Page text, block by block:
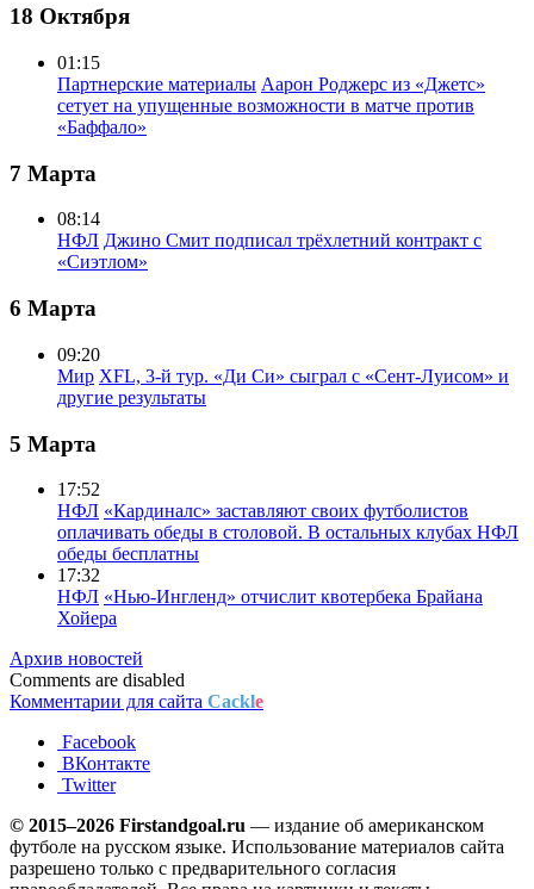
18 Октября
01:15
Партнерские материалы Аарон Роджерс из «Джетс»
сетует на упущенные возможности в матче против
«Баффало»
7 Марта
08:14
НФЛ Джино Смит подписал трёхлетний контракт с
«Сиэтлом»
6 Марта
09:20
Мир XFL, 3-й тур. «Ди Си» сыграл с «Сент-Луисом» и
другие результаты
5 Марта
17:52
НФЛ «Кардиналс» заставляют своих футболистов
оплачивать обеды в столовой. В остальных клубах НФЛ
обеды бесплатны
17:32
НФЛ «Нью-Ингленд» отчислит квотербека Брайана
Хойера
Архив новостей
Comments are disabled
Комментарии для сайта Cackle
Facebook
ВКонтакте
Twitter
© 2015–2026 Firstandgoal.ru — издание об американском
футболе на русском языке. Использование материалов cайта
разрешено только с предварительного согласия